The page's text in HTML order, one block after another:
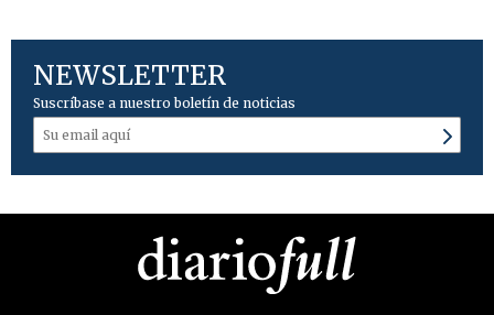
NEWSLETTER
Suscríbase a nuestro boletín de noticias